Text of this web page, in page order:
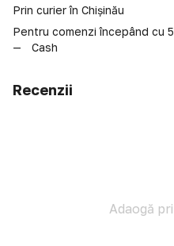
Prin curier în Chișinău
Pentru comenzi începând cu
Cash
Recenzii
Adaogă